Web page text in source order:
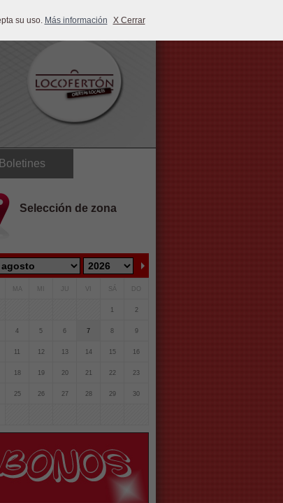
su uso. Más información X Cerrar
Boletines
Selección de zona
MA VI SÁ DO
1 2
4 5 6 7 8 9
11 12 13 14 15 16
18 19 20 21 22 23
25 26 27 28 29 30